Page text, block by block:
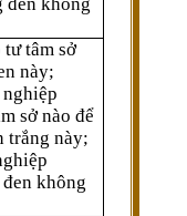
tâm sở
này;
nghiệp
sở nào để
trắng này;
không